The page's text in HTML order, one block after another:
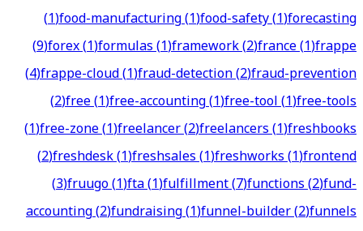
(1)food-manufacturing(1)food-safety(1)forecasting
(9)forex(1)formulas(1)framework(2)france(1)frappe
(4)frappe-cloud(1)fraud-detection(2)fraud-prevention
(2)free(1)free-accounting(1)free-tool(1)free-tools
(1)free-zone(1)freelancer(2)freelancers(1)freshbooks
(2)freshdesk(1)freshsales(1)freshworks(1)frontend
(3)fruugo(1)fta(1)fulfillment(7)functions(2)fund-
accounting(2)fundraising(1)funnel-builder(2)funnels